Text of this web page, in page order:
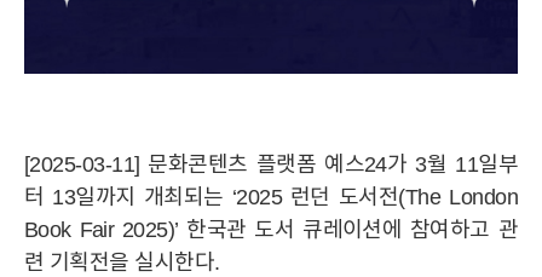
[2025-03-11] 문화콘텐츠 플랫폼 예스24가 3월 11일부
터 13일까지 개최되는 ‘2025 런던 도서전(The London
Book Fair 2025)’ 한국관 도서 큐레이션에 참여하고 관
련 기획전을 실시한다.